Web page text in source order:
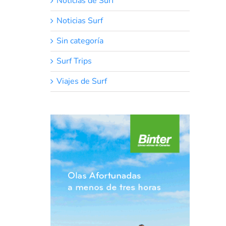
Noticias Surf
Sin categoría
Surf Trips
Viajes de Surf